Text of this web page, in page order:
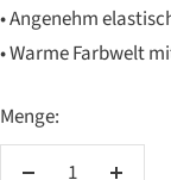
• Angenehm
• Warme Farbwelt
Menge: